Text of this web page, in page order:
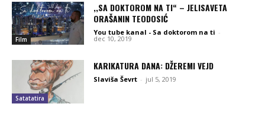
Film
,,SA DOKTOROM NA TI“ – JELISAVETA
ORAŠANIN TEODOSIĆ
You tube kanal - Sa doktorom na ti -
dec 10, 2019
Satatatira
KARIKATURA DANA: DŽEREMI VEJD
Slaviša Ševrt - jul 5, 2019